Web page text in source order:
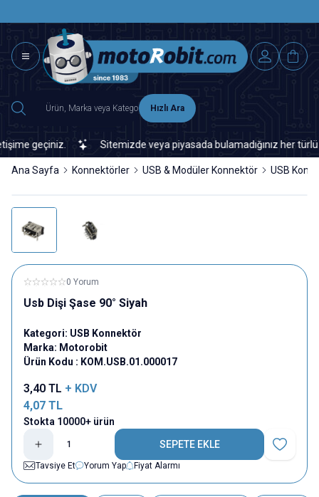
Hızlı Ara
geçiniz. Sitemizde veya piyasada bulamadığınız her türlü
Ana Sayfa Konnektörler USB & Modüler Konnektör USB
0 Yorum
Usb Dişi Şase 90° Siyah
Kategori: USB Konnektör
Marka: Motorobit
Ürün Kodu : KOM.USB.01.000017
3,40 TL + KDV
4,07 TL
Stokta 10000+ ürün
SEPETE EKLE
Favoriye
Tavsiye Et
Yorum Yap Fiyat Alarmı